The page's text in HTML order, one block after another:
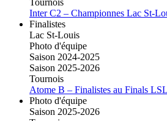
Inter C2 – Championnes Lac St-
Finalistes
Lac St-Louis
Photo d'équipe
Saison 2024-2025
Saison 2025-2026
Tournois
Atome B – Finalistes au Finals LSL
Photo d'équipe
Saison 2025-2026